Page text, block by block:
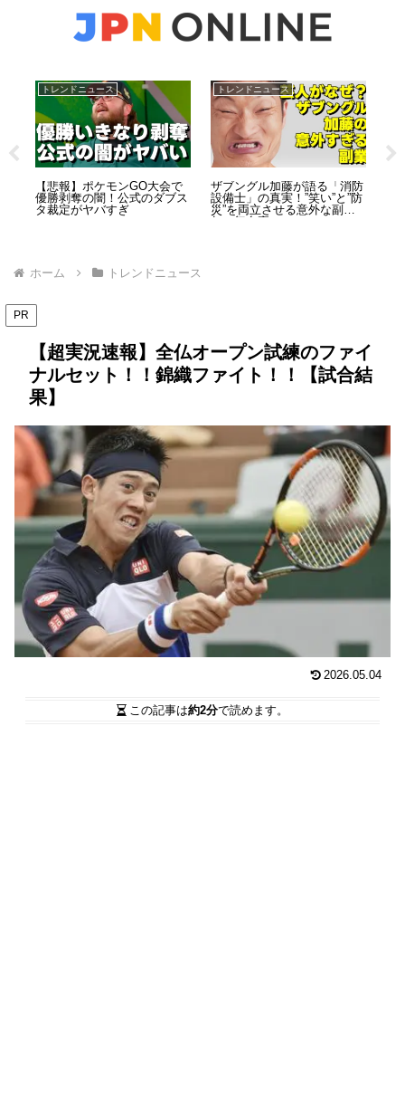
トレンドニュース
【悲報】ポケモンGO大会で
優勝剥奪の闇！公式のダブス
タ裁定がヤバすぎ
トレンドニュース
ザブングル加藤が語る「消防
設備士」の真実！”笑い”と”防
災”を両立させる意外な副業5
ホーム トレンドニュース
PR
【超実況速報】全仏オープン試練のファイ
ナルセット！！錦織ファイト！！【試合結
果】
2026.05.04
この記事は約2分で読めます。